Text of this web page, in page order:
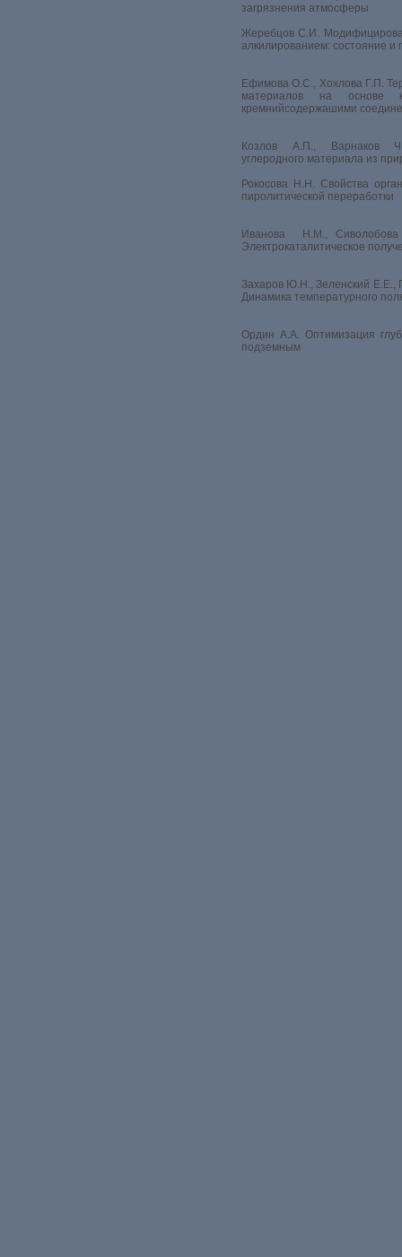
загрязнения атмосферы
Жеребцов С.И.
алкилированием: состояние и
Ефимова О.С., Хохлова Г.П.
материалов на основе
кремнийсодержашими
Козлов А.П., Варнаков
углеродного материала из
Рокосова Н.Н. Свойства
пиролитической переработки
Иванова Н.М.,
Электрокаталитическое
Захаров Ю.Н., Зеленский Е.Е.,
Динамика температурного
Ордин А.А. Оптимизация
подземным